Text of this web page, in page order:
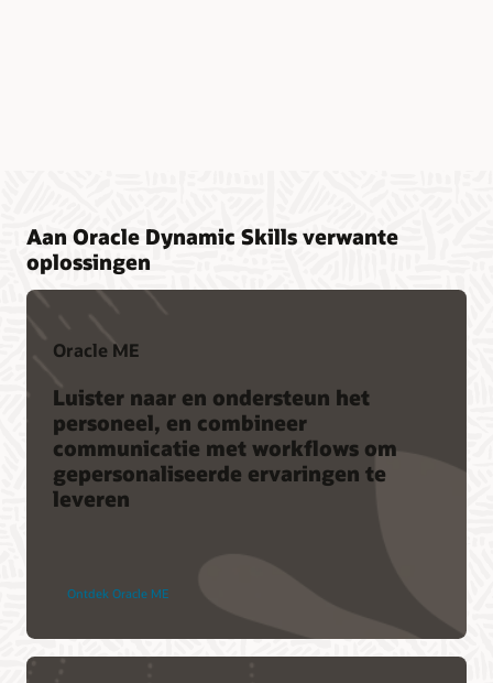
Aan Oracle Dynamic Skills verwante
oplossingen
Oracle ME
Luister naar en ondersteun het
personeel, en combineer
communicatie met workflows om
gepersonaliseerde ervaringen te
leveren
Ontdek Oracle ME